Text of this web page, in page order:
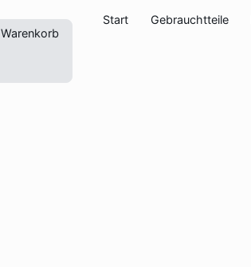
Warenkorb
Start Gebrauchtteile